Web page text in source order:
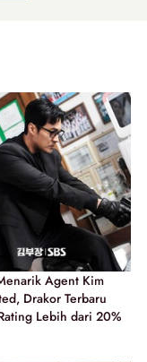
Agent Kim
Drakor Terbaru
Lebih dari 20%